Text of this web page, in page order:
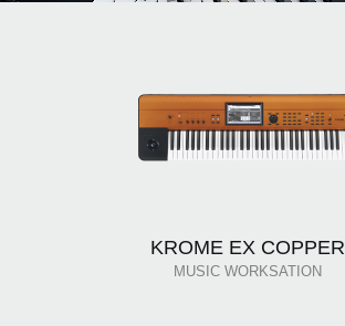
KROME EX COPPER
MUSIC WORKSATION